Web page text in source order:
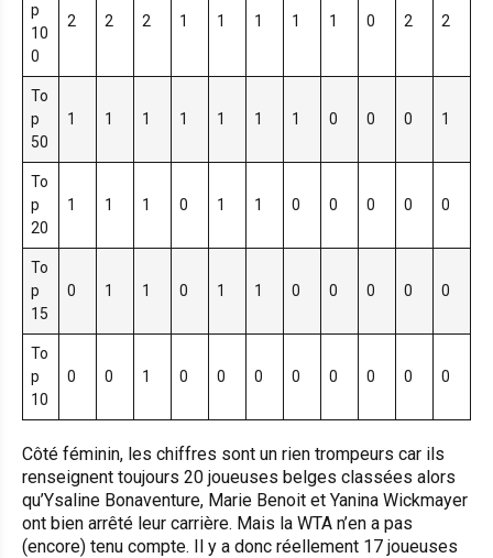
p
10
0
2 2 2 1 1 1 1 1 0 2 2
To
p
50
1 1 1 1 1 1 1 0 0 0 1
To
p
20
1 1 1 0 1 1 0 0 0 0 0
To
p
15
0 1 1 0 1 1 0 0 0 0 0
To
p
10
0 0 1 0 0 0 0 0 0 0 0
Côté féminin, les chiffres sont un rien trompeurs car ils
renseignent toujours 20 joueuses belges classées alors
qu’Ysaline Bonaventure, Marie Benoit et Yanina Wickmayer
ont bien arrêté leur carrière. Mais la WTA n’en a pas
(encore) tenu compte. Il y a donc réellement 17 joueuses